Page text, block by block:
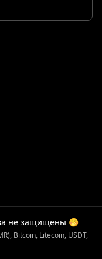
не защищены 🤭
Bitcoin, Litecoin, USDT,